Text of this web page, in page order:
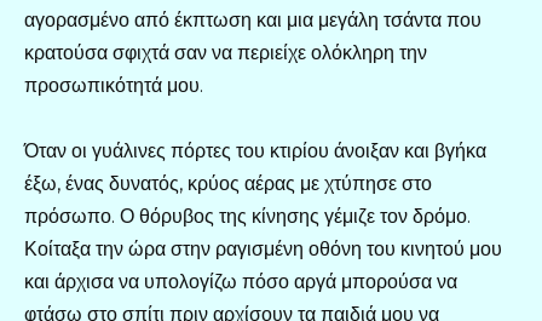
αγορασμένο από έκπτωση και μια μεγάλη τσάντα που
κρατούσα σφιχτά σαν να περιείχε ολόκληρη την
προσωπικότητά μου.
Όταν οι γυάλινες πόρτες του κτιρίου άνοιξαν και βγήκα
έξω, ένας δυνατός, κρύος αέρας με χτύπησε στο
πρόσωπο. Ο θόρυβος της κίνησης γέμιζε τον δρόμο.
Κοίταξα την ώρα στην ραγισμένη οθόνη του κινητού μου
και άρχισα να υπολογίζω πόσο αργά μπορούσα να
φτάσω στο σπίτι πριν αρχίσουν τα παιδιά μου να